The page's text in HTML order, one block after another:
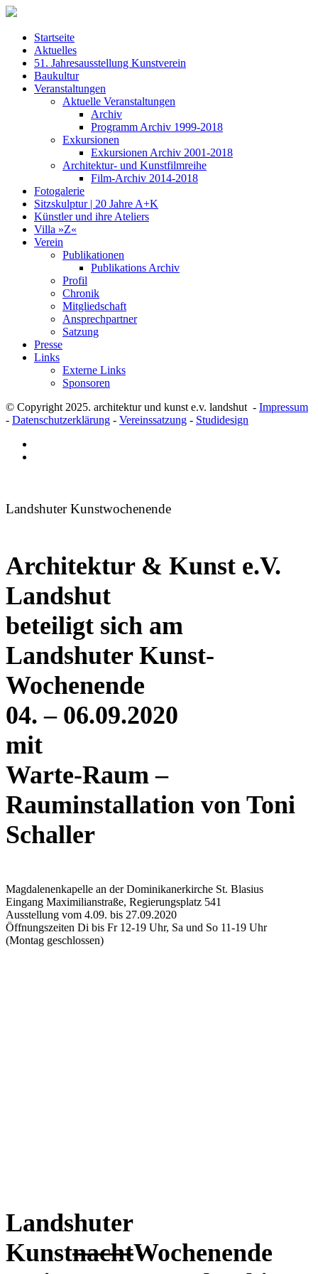
Startseite
Aktuelles
51. Jahresausstellung Kunstverein
Baukultur
Veranstaltungen
Aktuelle Veranstaltungen
Archiv
Programm Archiv 1999-2018
Exkursionen
Exkursionen Archiv 2001-2018
Architektur- und Kunstfilmreihe
Film-Archiv 2014-2018
Fotogalerie
Sitzskulptur | 20 Jahre A+K
Künstler und ihre Ateliers
Villa »Z«
Verein
Publikationen
Publikations Archiv
Profil
Chronik
Mitgliedschaft
Ansprechpartner
Satzung
Presse
Links
Externe Links
Sponsoren
© Copyright 2025. architektur und kunst e.v. landshut - Impressum
- Datenschutzerklärung - Vereinssatzung - Studidesign
Landshuter Kunstwochenende
Architektur & Kunst e.V.
Landshut
beteiligt sich am
Landshuter Kunst-
Wochenende
04. – 06.09.2020
mit
Warte-Raum –
Rauminstallation von Toni
Schaller
Magdalenenkapelle an der Dominikanerkirche St. Blasius
Eingang Maximilianstraße, Regierungsplatz 541
Ausstellung vom 4.09. bis 27.09.2020
Öffnungszeiten Di bis Fr 12-19 Uhr, Sa und So 11-19 Uhr
(Montag geschlossen)
Landshuter
KunstnachtWochenende